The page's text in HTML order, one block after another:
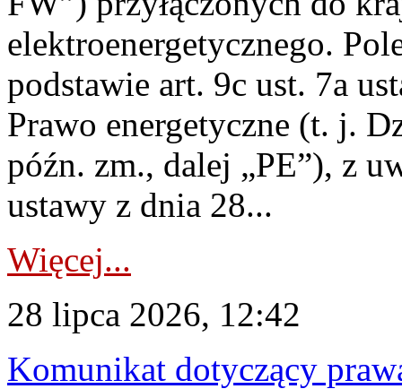
elektroenergetycznego.
podstawie art. 9c ust. 7a
Prawo energetyczne (t. j.
późn. zm., dalej „PE”), z
ustawy z dnia 28...
Więcej...
28 lipca 2026, 12:42
Komunikat dotyczący